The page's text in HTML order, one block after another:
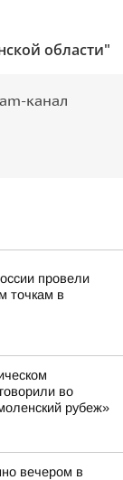
области"
канал
провели
точкам в
во
рубеж»
вечером в